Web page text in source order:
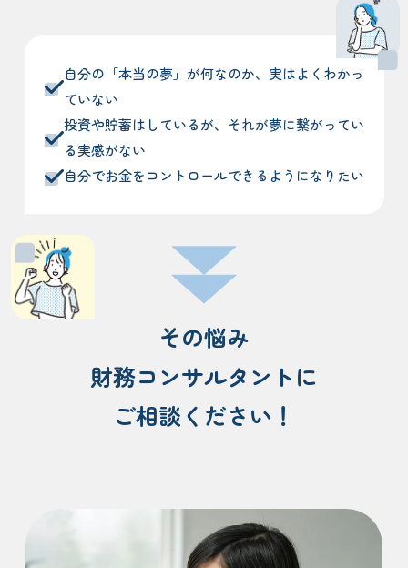
自分の「本当の夢」が何なのか、実はよくわかっ
ていない
投資や貯蓄はしているが、それが夢に繋がってい
る実感がない
自分でお金をコントロールできるようになりたい
その悩み
財務コンサルタントに
ご相談ください！